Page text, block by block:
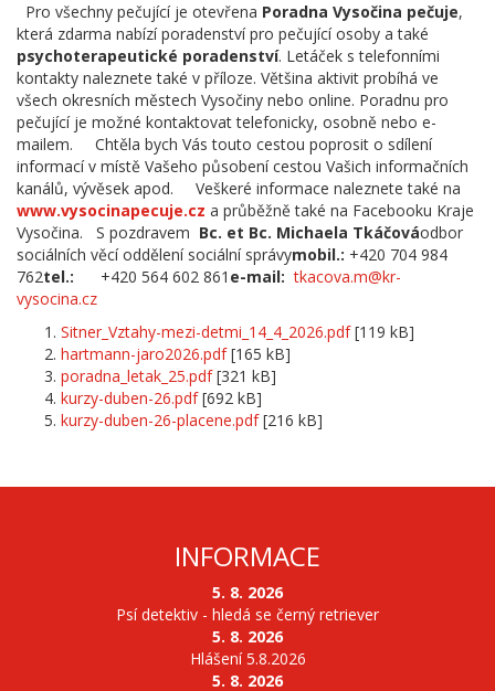
Pro všechny pečující je otevřena Poradna Vysočina pečuje,
která zdarma nabízí poradenství pro pečující osoby a také
psychoterapeutické poradenství. Letáček s telefonními
kontakty naleznete také v příloze. Většina aktivit probíhá ve
všech okresních městech Vysočiny nebo online. Poradnu pro
pečující je možné kontaktovat telefonicky, osobně nebo e-
mailem. Chtěla bych Vás touto cestou poprosit o sdílení
informací v místě Vašeho působení cestou Vašich informačních
kanálů, vývěsek apod. Veškeré informace naleznete také na
www.vysocinapecuje.cz a průběžně také na Facebooku Kraje
Vysočina. S pozdravem Bc. et Bc. Michaela Tkáčováodbor
sociálních věcí oddělení sociální správymobil.: +420 704 984
762tel.: +420 564 602 861 e-mail: tkacova.m@kr-
vysocina.cz
Sitner_Vztahy-mezi-detmi_14_4_2026.pdf[119 kB]
hartmann-jaro2026.pdf[165 kB]
poradna_letak_25.pdf[321 kB]
kurzy-duben-26.pdf[692 kB]
kurzy-duben-26-placene.pdf[216 kB]
INFORMACE
5. 8. 2026
Psí detektiv - hledá se černý retriever
5. 8. 2026
Hlášení 5.8.2026
5. 8. 2026